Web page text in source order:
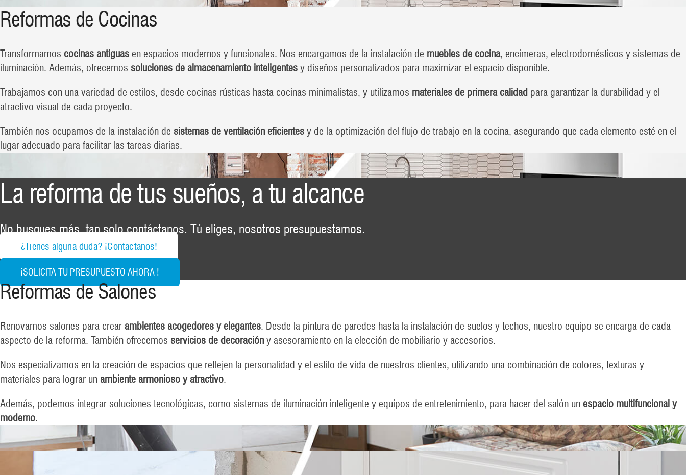
Reformas de Cocinas
Transformamos cocinas antiguas en espacios modernos y funcionales. Nos encargamos de la instalación de muebles de cocina, encimeras, electrodomésticos y sistemas de
iluminación. Además, ofrecemos soluciones de almacenamiento inteligentes y diseños personalizados para maximizar el espacio disponible.
Trabajamos con una variedad de estilos, desde cocinas rústicas hasta cocinas minimalistas, y utilizamos materiales de primera calidad para garantizar la durabilidad y el
atractivo visual de cada proyecto.
También nos ocupamos de la instalación de sistemas de ventilación eficientes y de la optimización del flujo de trabajo en la cocina, asegurando que cada elemento esté en el
lugar adecuado para facilitar las tareas diarias.
La reforma de tus sueños, a tu alcance
No busques más, tan solo contáctanos. Tú eliges, nosotros presupuestamos.
¿Tienes alguna duda? ¡Contactanos!
¡SOLICITA TU PRESUPUESTO AHORA !
Reformas de Salones
Renovamos salones para crear ambientes acogedores y elegantes. Desde la pintura de paredes hasta la instalación de suelos y techos, nuestro equipo se encarga de cada
aspecto de la reforma. También ofrecemos servicios de decoración y asesoramiento en la elección de mobiliario y accesorios.
Nos especializamos en la creación de espacios que reflejen la personalidad y el estilo de vida de nuestros clientes, utilizando una combinación de colores, texturas y
materiales para lograr un ambiente armonioso y atractivo.
Además, podemos integrar soluciones tecnológicas, como sistemas de iluminación inteligente y equipos de entretenimiento, para hacer del salón un espacio multifuncional y
moderno.